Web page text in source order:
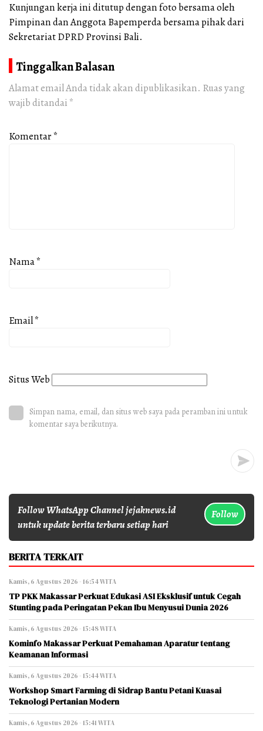
Kunjungan kerja ini ditutup dengan foto bersama oleh
Pimpinan dan Anggota Bapemperda bersama pihak dari
Sekretariat DPRD Provinsi Bali.
Tinggalkan Balasan
Alamat email Anda tidak akan dipublikasikan. Ruas yang
wajib ditandai *
Komentar*
Nama*
Email*
Situs Web
Simpan nama, email, dan situs web saya pada peramban ini untuk
komentar saya berikutnya.
Follow WhatsApp Channel jejaknews.id
untuk update berita terbaru setiap hari
Follow
BERITA TERKAIT
Kamis, 6 Agustus 2026 - 16:54 WITA
TP PKK Makassar Perkuat Edukasi ASI Eksklusif untuk Cegah
Stunting pada Peringatan Pekan Ibu Menyusui Dunia 2026
Kamis, 6 Agustus 2026 - 15:48 WITA
Kominfo Makassar Perkuat Pemahaman Aparatur tentang
Keamanan Informasi
Kamis, 6 Agustus 2026 - 15:44 WITA
Workshop Smart Farming di Sidrap Bantu Petani Kuasai
Teknologi Pertanian Modern
Kamis, 6 Agustus 2026 - 15:41 WITA